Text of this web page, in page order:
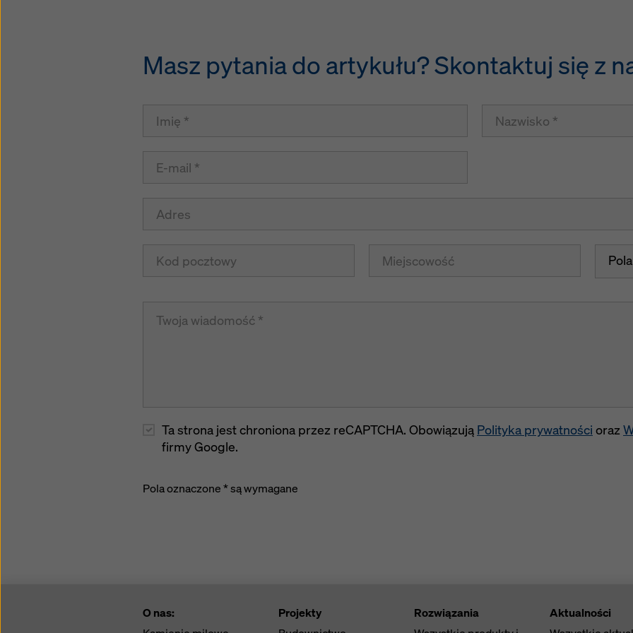
Masz pytania do artykułu? Skontaktuj się z
Ta strona jest chroniona przez reCAPTCHA. Obowiązują Polityka prywatności oraz
firmy Google.
Pola oznaczone * są wymagane
O nas:
Projekty
Rozwiązania
Aktualności